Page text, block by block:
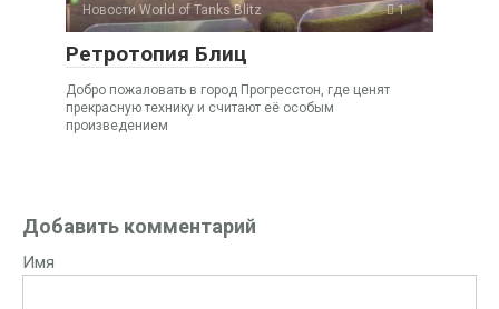
Новости World of Tanks Blitz 1
Ретротопия Блиц
Добро пожаловать в город Прогресстон, где ценят
прекрасную технику и считают её особым
произведением
Добавить комментарий
Имя